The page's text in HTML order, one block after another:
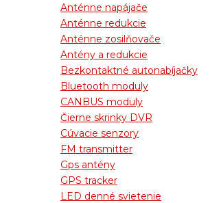
Anténne napájače
Anténne redukcie
Anténne zosilňovače
Antény a redukcie
Bezkontaktné autonabíjačky
Bluetooth moduly
CANBUS moduly
Čierne skrinky DVR
Cúvacie senzory
FM transmitter
Gps antény
GPS tracker
LED denné svietenie